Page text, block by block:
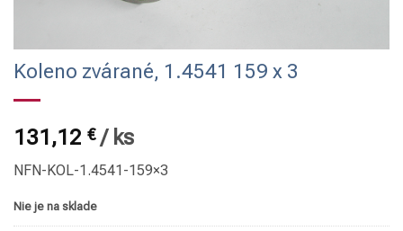
Koleno zvárané, 1.4541 159 x 3
131,12 €/ ks
NFN-KOL-1.4541-159×3
Nie je na sklade